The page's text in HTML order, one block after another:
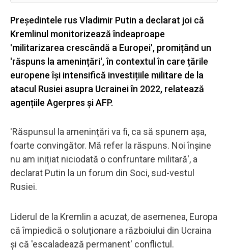
Președintele rus Vladimir Putin a declarat joi că
Kremlinul monitorizează îndeaproape
'militarizarea crescândă a Europei', promițând un
'răspuns la amenințări', în contextul în care țările
europene își intensifică investițiile militare de la
atacul Rusiei asupra Ucrainei în 2022, relatează
agențiile Agerpres și AFP.
'Răspunsul la amenințări va fi, ca să spunem așa,
foarte convingător. Mă refer la răspuns. Noi înșine
nu am inițiat niciodată o confruntare militară', a
declarat Putin la un forum din Soci, sud-vestul
Rusiei.
Liderul de la Kremlin a acuzat, de asemenea, Europa
că împiedică o soluționare a războiului din Ucraina
și că 'escaladează permanent' conflictul.